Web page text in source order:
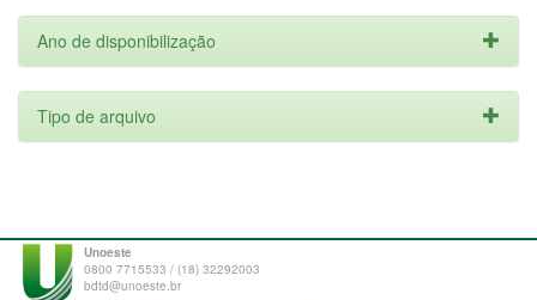
Ano de disponibilização
Tipo de arquivo
Unoeste
0800 7715533 / (18) 32292003
bdtd@unoeste.br